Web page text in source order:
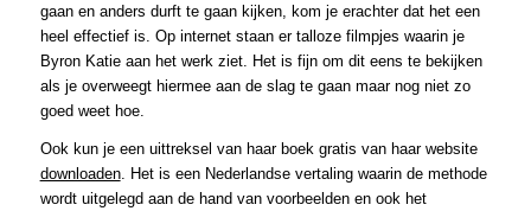
gaan en anders durft te gaan kijken, kom je erachter dat het een
heel effectief is. Op internet staan er talloze filmpjes waarin je
Byron Katie aan het werk ziet. Het is fijn om dit eens te bekijken
als je overweegt hiermee aan de slag te gaan maar nog niet zo
goed weet hoe.
Ook kun je een uittreksel van haar boek gratis van haar website
downloaden. Het is een Nederlandse vertaling waarin de methode
wordt uitgelegd aan de hand van voorbeelden en ook het